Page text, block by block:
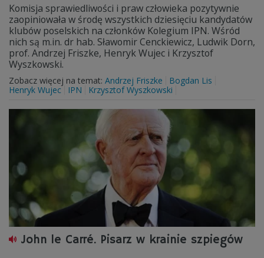
Komisja sprawiedliwości i praw człowieka pozytywnie
zaopiniowała w środę wszystkich dziesięciu kandydatów
klubów poselskich na członków Kolegium IPN. Wśród
nich są m.in. dr hab. Sławomir Cenckiewicz, Ludwik Dorn,
prof. Andrzej Friszke, Henryk Wujec i Krzysztof
Wyszkowski.
Zobacz więcej na temat: Andrzej Friszke
Bogdan Lis
Henryk Wujec
IPN Krzysztof Wyszkowski
John le Carré. Pisarz w krainie szpiegów